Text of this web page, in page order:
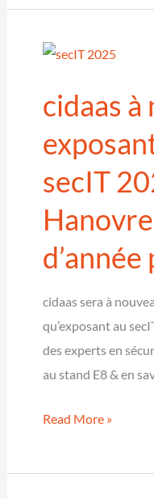
La
qui
vivre
&
CIAM
passe
à
vitesse
lieu,
cidaas à
secIT
cidaas sera à
qu’exposant au
des experts en
au stand E8 & en
cidaas
Read More »